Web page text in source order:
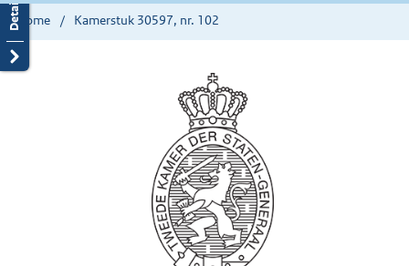
Home Kamerstuk 30597, nr. 102